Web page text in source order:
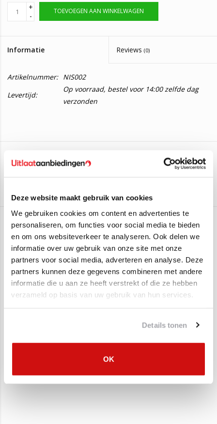
Deze website maakt gebruik van cookies
We gebruiken cookies om content en advertenties te
personaliseren, om functies voor social media te bieden
en om ons websiteverkeer te analyseren. Ook delen we
informatie over uw gebruik van onze site met onze
partners voor social media, adverteren en analyse. Deze
partners kunnen deze gegevens combineren met andere
informatie die u aan ze heeft verstrekt of die ze hebben
verzameld op basis van uw gebruik van hun services.
Details tonen
OK
+
-
TOEVOEGEN AAN WINKELWAGEN
Informatie Reviews (0)
Artikelnummer: NIS002
Levertijd:
Op voorraad, bestel voor 14:00 zelfde dag
verzonden
Deze uitlaat is geschikt voor:
Nissan X-Trail 16_V 2.0 103kW/140pk(van 2001 t/m 2013)
Nissan X-Trail 16_V 2.5 121KW/165pk
Montagematerialen kunt u bovenaan bij bestellen!
Edex
Gerelateerde producten